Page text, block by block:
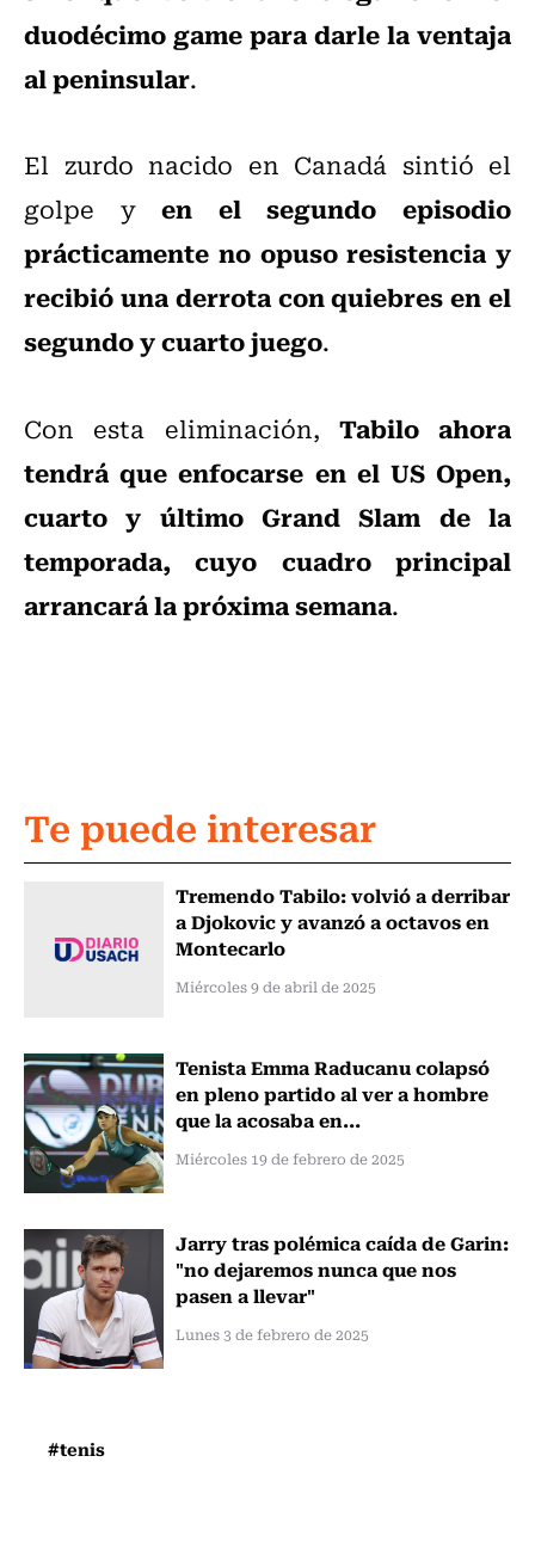
duodécimo game para darle la ventaja
al peninsular.
El zurdo nacido en Canadá sintió el
golpe yen el segundo episodio
prácticamente no opuso resistencia y
recibió una derrota con quiebres en el
segundo y cuarto juego.
Con esta eliminación, Tabilo ahora
tendrá que enfocarse en el US Open,
cuarto y último Grand Slam de la
temporada, cuyo cuadro principal
arrancará la próxima semana.
Te puede interesar
Tremendo Tabilo: volvió a derribar
a Djokovic y avanzó a octavos en
Montecarlo
Miércoles 9 de abril de 2025
Tenista Emma Raducanu colapsó
en pleno partido al ver a hombre
que la acosaba en...
Miércoles 19 de febrero de 2025
Jarry tras polémica caída de Garin:
"no dejaremos nunca que nos
pasen a llevar"
Lunes 3 de febrero de 2025
#tenis